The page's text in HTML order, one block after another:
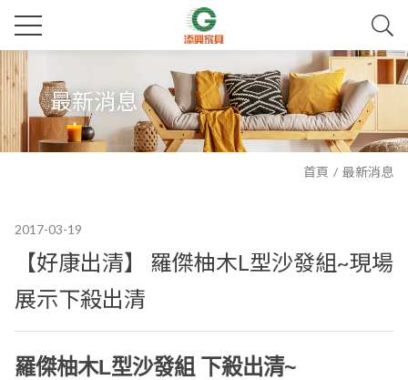
最新消息
首頁 最新消息
2017-03-19
【好康出清】 羅傑柚木L型沙發組~現場
展示下殺出清
羅傑柚木L型沙發組 下殺出清~